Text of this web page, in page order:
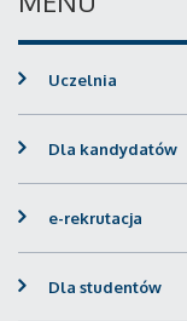
Uczelnia
Dla kandydatów
e-rekrutacja
Dla studentów